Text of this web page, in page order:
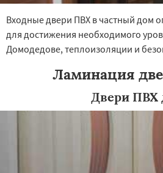
Котельники Красноармейск
Краснозаводск
Краснознаменск Кубинка
Ликино-Дулево
Лобня
Лосино-Петровский Луховицы
Наро-Фоминск Ногинск
Павловский Посад Пересвет
Протвино Пушкино Пущино
Входные двери ПВХ в частный дом
для достижения необходимого
Домодедове, теплоизоляции и
Ламинация
Двери ПВХ
Даю согласие на обработку